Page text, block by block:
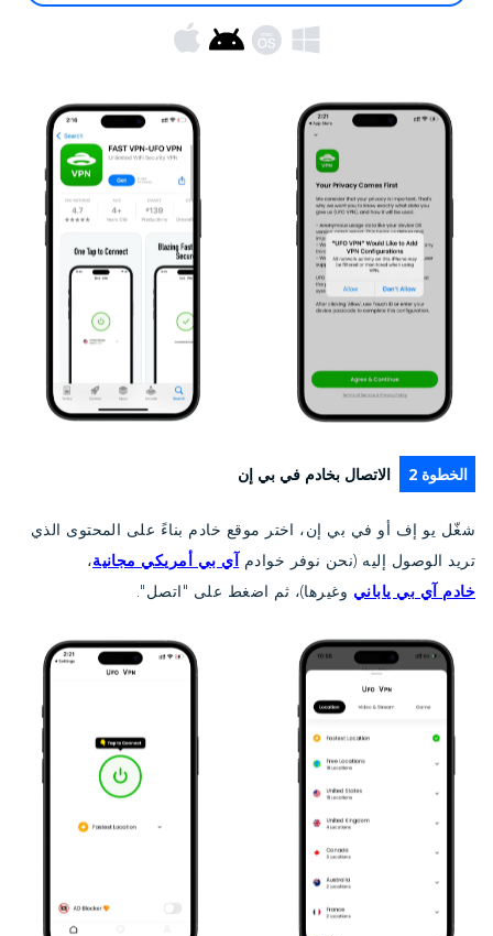
الخطوة 2 الاتصال بخادم في بي إن
شغّل يو إف أو في بي إن، اختر موقع خادم بناءً على المحتوى الذي
تريد الوصول إليه (نحن نوفر خوادم آي بي أمريكي مجانية،
خادم آي بي ياباني وغيرها)، ثم اضغط على "اتصل".